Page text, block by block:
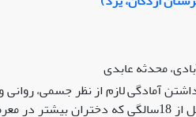
محدثه عابدی
آمادگی لازم از نظر جسمی،
کشورها، حداقل سنی برای آن در نظر گرفته می‌شود.